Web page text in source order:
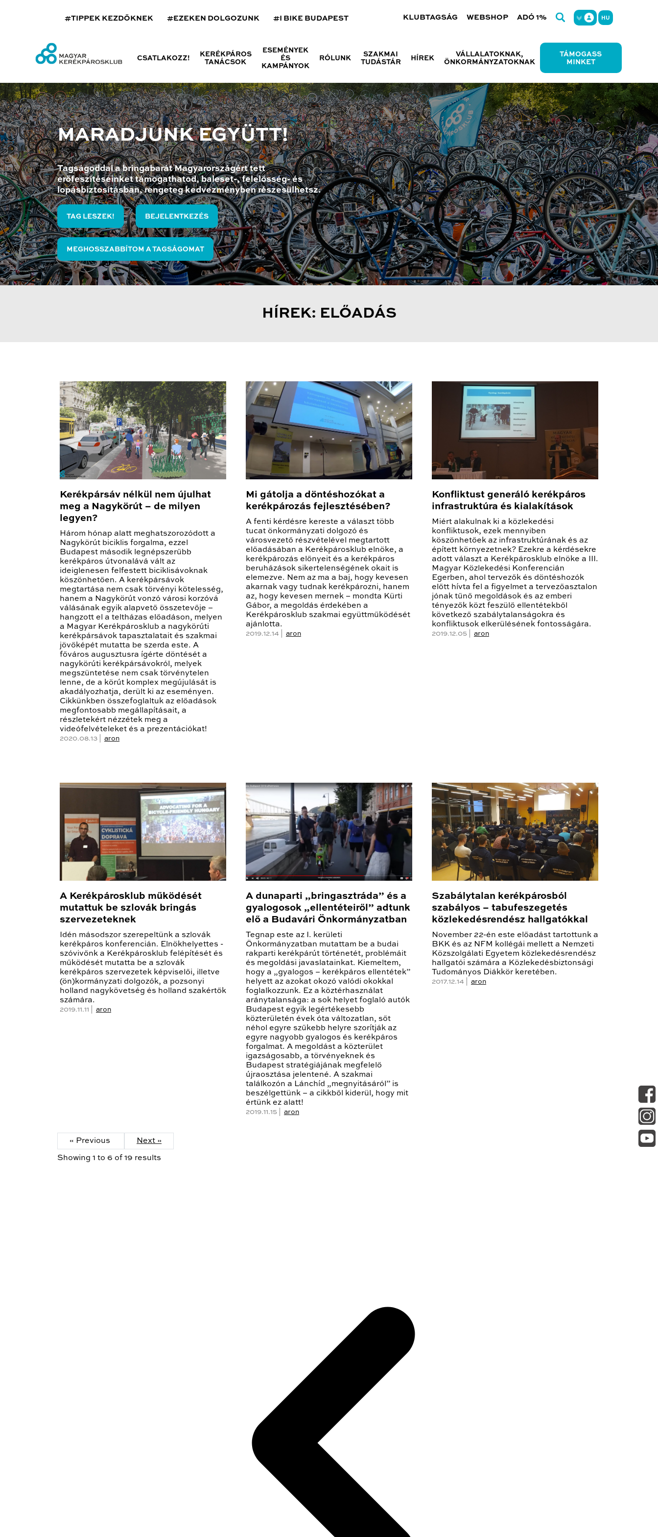
#TIPPEK KEZDŐKNEK #EZEKEN DOLGOZUNK #I BIKE BUDAPEST KLUBTAGSÁG WEBSHOP ADÓ 1% HU
CSATLAKOZZ!
KERÉKPÁROS
TANÁCSOK
ESEMÉNYEK
ÉS
KAMPÁNYOK
RÓLUNK
SZAKMAI
TUDÁSTÁR
HÍREK
VÁLLALATOKNAK,
ÖNKORMÁNYZATOKNAK
TÁMOGASS
MINKET
MARADJUNK EGYÜTT!
Tagságoddal a bringabarát Magyarországért tett
erőfeszítéseinket támogathatod, baleset-, felelősség- és
lopásbiztosításban, rengeteg kedvezményben részesülhetsz.
TAG LESZEK! BEJELENTKEZÉS
MEGHOSSZABBÍTOM A TAGSÁGOMAT
HÍREK: ELŐADÁS
Kerékpársáv nélkül nem újulhat
meg a Nagykörút – de milyen
legyen?
Három hónap alatt meghatszorozódott a
Nagykörút biciklis forgalma, ezzel
Budapest második legnépszerűbb
kerékpáros útvonalává vált az
ideiglenesen felfestett biciklisávoknak
köszönhetően. A kerékpársávok
megtartása nem csak törvényi kötelesség,
hanem a Nagykörút vonzó városi korzóvá
válásának egyik alapvető összetevője –
hangzott el a teltházas előadáson, melyen
a Magyar Kerékpárosklub a nagykörúti
kerékpársávok tapasztalatait és szakmai
jövőképét mutatta be szerda este. A
főváros augusztusra ígérte döntését a
nagykörúti kerékpársávokról, melyek
megszüntetése nem csak törvénytelen
lenne, de a körút komplex megújulását is
akadályozhatja, derült ki az eseményen.
Cikkünkben összefoglaltuk az előadások
megfontosabb megállapításait, a
részletekért nézzétek meg a
videófelvételeket és a prezentációkat!
2020.08.13 | aron
Mi gátolja a döntéshozókat a
kerékpározás fejlesztésében?
A fenti kérdésre kereste a választ több
tucat önkormányzati dolgozó és
városvezető részvételével megtartott
előadásában a Kerékpárosklub elnöke, a
kerékpározás előnyeit és a kerékpáros
beruházások sikertelenségének okait is
elemezve. Nem az ma a baj, hogy kevesen
akarnak vagy tudnak kerékpározni, hanem
az, hogy kevesen mernek – mondta Kürti
Gábor, a megoldás érdekében a
Kerékpárosklub szakmai együttműködését
ajánlotta.
2019.12.14 | aron
Konfliktust generáló kerékpáros
infrastruktúra és kialakítások
Miért alakulnak ki a közlekedési
konfliktusok, ezek mennyiben
köszönhetőek az infrastruktúrának és az
épített környezetnek? Ezekre a kérdésekre
adott választ a Kerékpárosklub elnöke a III.
Magyar Közlekedési Konferencián
Egerben, ahol tervezők és döntéshozók
előtt hívta fel a figyelmet a tervezőasztalon
jónak tűnő megoldások és az emberi
tényezők közt feszülő ellentétekből
következő szabálytalanságokra és
konfliktusok elkerülésének fontosságára.
2019.12.05 | aron
A Kerékpárosklub működését
mutattuk be szlovák bringás
szervezeteknek
Idén másodszor szerepeltünk a szlovák
kerékpáros konferencián. Elnökhelyettes -
szóvivőnk a Kerékpárosklub felépítését és
működését mutatta be a szlovák
kerékpáros szervezetek képviselői, illetve
(ön)kormányzati dolgozók, a pozsonyi
holland nagykövetség és holland szakértők
számára.
2019.11.11 | aron
A dunaparti „bringasztráda” és a
gyalogosok „ellentéteiről” adtunk
elő a Budavári Önkormányzatban
Tegnap este az I. kerületi
Önkormányzatban mutattam be a budai
rakparti kerékpárút történetét, problémáit
és megoldási javaslatainkat. Kiemeltem,
hogy a „gyalogos – kerékpáros ellentétek”
helyett az azokat okozó valódi okokkal
foglalkozzunk. Ez a köztérhasználat
aránytalansága: a sok helyet foglaló autók
Budapest egyik legértékesebb
közterületén évek óta változatlan, sőt
néhol egyre szűkebb helyre szorítják az
egyre nagyobb gyalogos és kerékpáros
forgalmat. A megoldást a közterület
igazságosabb, a törvényeknek és
Budapest stratégiájának megfelelő
újraosztása jelentené. A szakmai
találkozón a Lánchíd „megnyitásáról” is
beszélgettünk – a cikkből kiderül, hogy mit
értünk ez alatt!
2019.11.15 | aron
Szabálytalan kerékpárosból
szabályos – tabufeszegetés
közlekedésrendész hallgatókkal
November 22-én este előadást tartottunk a
BKK és az NFM kollégái mellett a Nemzeti
Közszolgálati Egyetem közlekedésrendész
hallgatói számára a Közlekedésbiztonsági
Tudományos Diákkör keretében.
2017.12.14 | aron
« Previous Next »
Showing 1 to 6 of 19 results